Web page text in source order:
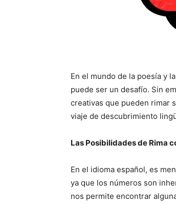
En el mundo de la poesía y
puede ser un desafío. Sin
creativas que pueden rimar
viaje de descubrimiento
Las Posibilidades de Rima
En el idioma español, es
ya que los números son
nos permite encontrar